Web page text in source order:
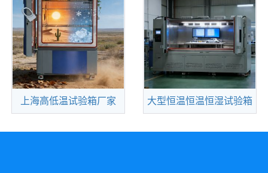
上海高低温试验箱厂家 大型恒温恒温恒湿试验箱